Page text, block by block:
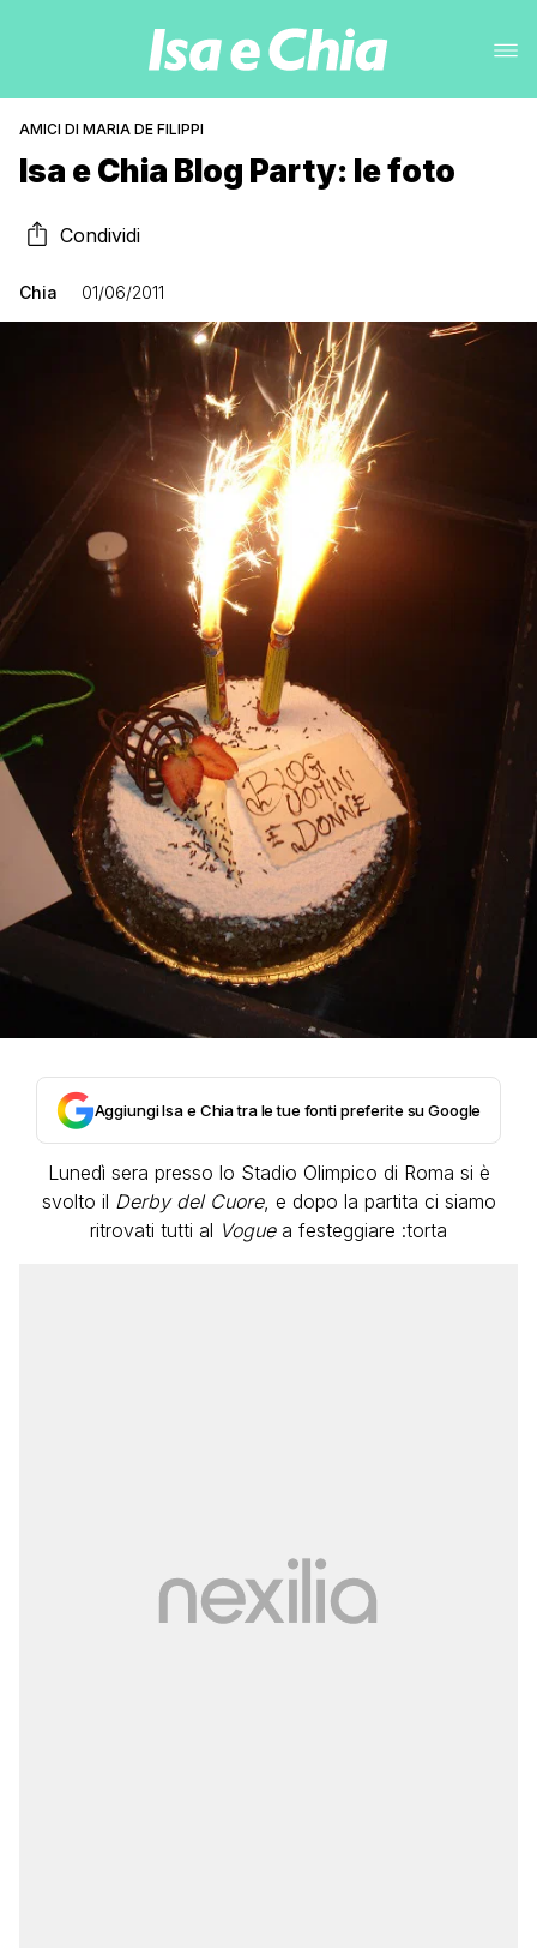
AMICI DI MARIA DE FILIPPI
Isa e Chia Blog Party: le foto
Condividi
Chia 01/06/2011
Aggiungi Isa e Chia tra le tue fonti preferite su Google
Lunedì sera presso lo Stadio Olimpico di Roma si è
svolto il Derby del Cuore, e dopo la partita ci siamo
ritrovati tutti al Voguea festeggiare :torta